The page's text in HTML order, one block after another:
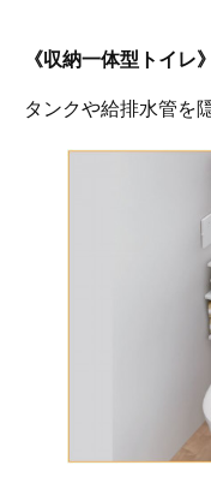
《収納一体型トイレ》
タンクや給排水管を